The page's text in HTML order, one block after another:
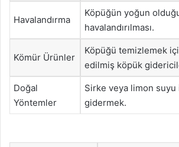
Havalandırma
Köpüğün yoğun
havalandırılması.
Kömür Ürünler
Köpüğü temizlemek
edilmiş köpük
Doğal
Yöntemler
Sirke veya limon suyu
gidermek.